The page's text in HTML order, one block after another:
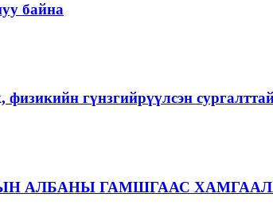
байна
гүнзгийрүүлсэн
АЛБАНЫ ГАМШГААС